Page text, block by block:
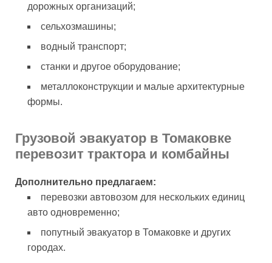
дорожных организаций;
сельхозмашины;
водный транспорт;
станки и другое оборудование;
металлоконструкции и малые архитектурные
формы.
Грузовой эвакуатор в Томаковке
перевозит трактора и комбайны
Дополнительно предлагаем:
перевозки автовозом для нескольких единиц
авто одновременно;
попутный эвакуатор в Томаковке и других
городах.